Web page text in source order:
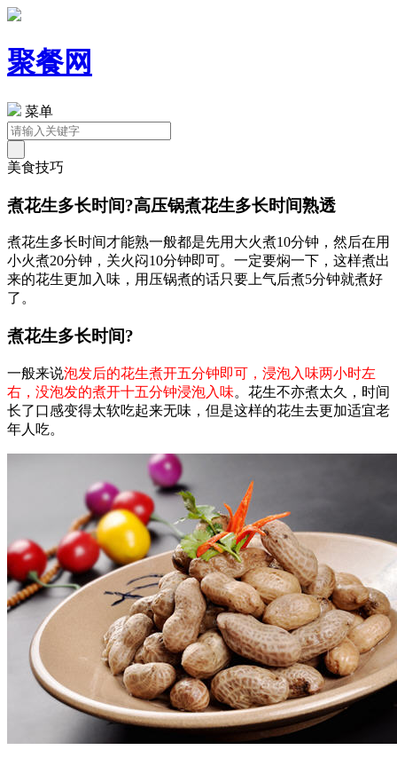
聚餐网
菜单
美食技巧
煮花生多长时间?高压锅煮花生多长时间熟透
煮花生多长时间才能熟一般都是先用大火煮10分钟，然后在用
小火煮20分钟，关火闷10分钟即可。一定要焖一下，这样煮出
来的花生更加入味，用压锅煮的话只要上气后煮5分钟就煮好
了。
煮花生多长时间?
一般来说泡发后的花生煮开五分钟即可，浸泡入味两小时左
右，没泡发的煮开十五分钟浸泡入味。花生不亦煮太久，时间
长了口感变得太软吃起来无味，但是这样的花生去更加适宜老
年人吃。